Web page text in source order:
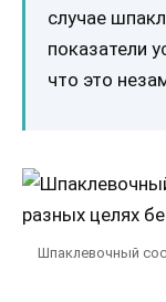
случае
показатели
что это
Шпаклевочный